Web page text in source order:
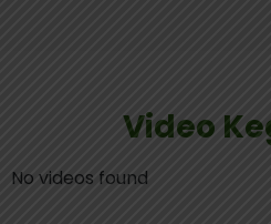
Video
No videos found